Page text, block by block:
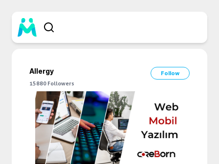
Allergy
Follow
15880 Followers